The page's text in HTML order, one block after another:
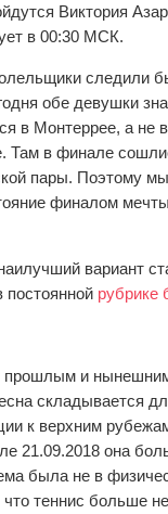
Виктория
в 00:30 МСК.
следили
обе девушки
в Монтеррее, а не
Там в финале
пары. Поэтому
финалом
вариант
постоянной рубрике
прошлым и
складывается
к верхним
21.09.2018 она
была не в
теннис больше